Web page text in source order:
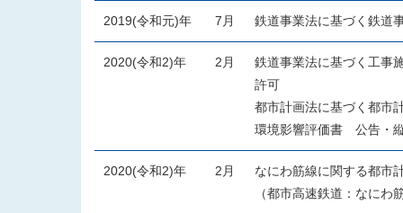
2019(令和元)年 7月 鉄道事業法に基づく鉄道
2020(令和2)年 2月
鉄道事業法に基づく工事
許可
都市計画法に基づく都市
環境影響評価書 公告・
2020(令和2)年 2月
なにわ筋線に関する都市
（都市高速鉄道：なに